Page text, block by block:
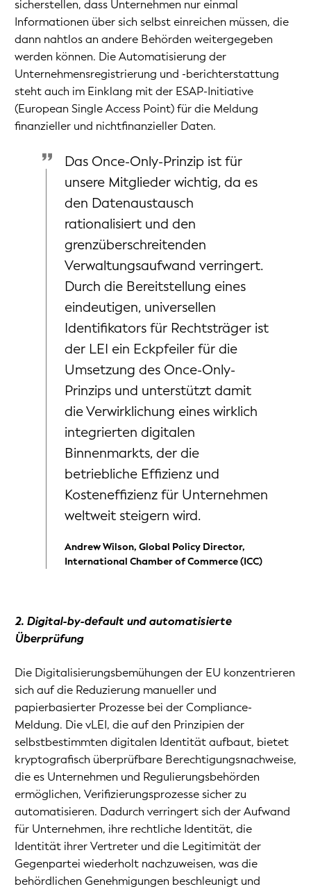
sicherstellen, dass Unternehmen nur einmal
Informationen über sich selbst einreichen müssen, die
dann nahtlos an andere Behörden weitergegeben
werden können. Die Automatisierung der
Unternehmensregistrierung und -berichterstattung
steht auch im Einklang mit der ESAP-Initiative
(European Single Access Point) für die Meldung
finanzieller und nichtfinanzieller Daten.
Das Once-Only-Prinzip ist für
unsere Mitglieder wichtig, da es
den Datenaustausch
rationalisiert und den
grenzüberschreitenden
Verwaltungsaufwand verringert.
Durch die Bereitstellung eines
eindeutigen, universellen
Identifikators für Rechtsträger ist
der LEI ein Eckpfeiler für die
Umsetzung des Once-Only-
Prinzips und unterstützt damit
die Verwirklichung eines wirklich
integrierten digitalen
Binnenmarkts, der die
betriebliche Effizienz und
Kosteneffizienz für Unternehmen
weltweit steigern wird.
Andrew Wilson, Global Policy Director,
International Chamber of Commerce (ICC)
2. Digital-by-default und automatisierte
Überprüfung
Die Digitalisierungsbemühungen der EU konzentrieren
sich auf die Reduzierung manueller und
papierbasierter Prozesse bei der Compliance-
Meldung. Die vLEI, die auf den Prinzipien der
selbstbestimmten digitalen Identität aufbaut, bietet
kryptografisch überprüfbare Berechtigungsnachweise,
die es Unternehmen und Regulierungsbehörden
ermöglichen, Verifizierungsprozesse sicher zu
automatisieren. Dadurch verringert sich der Aufwand
für Unternehmen, ihre rechtliche Identität, die
Identität ihrer Vertreter und die Legitimität der
Gegenpartei wiederholt nachzuweisen, was die
behördlichen Genehmigungen beschleunigt und